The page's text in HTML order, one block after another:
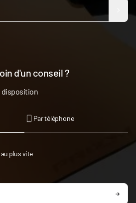
d'un conseil ?
disposition
Par téléphone
plus vite